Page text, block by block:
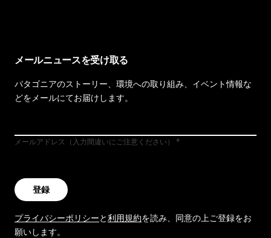
メールニュースを受け取る
パタゴニアのストーリー、環境への取り組み、イベント情報な
どをメールにてお届けします。
メールアドレス（入力間違いにご注意ください）
登録
プライバシーポリシーと利用規約を読み、同意の上ご登録をお
願いします。